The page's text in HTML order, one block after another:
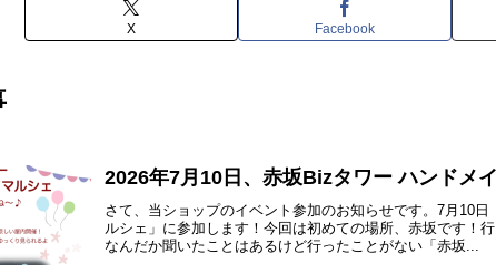
X Facebook
2026年7月10日、赤坂Bizタワー ハンドメ
さて、当ショップのイベント参加のお知らせです。7月10
ルシェ」に参加します！今回は初めての場所、赤坂です！
なんだか聞いたことはあるけど行ったことがない「赤坂...